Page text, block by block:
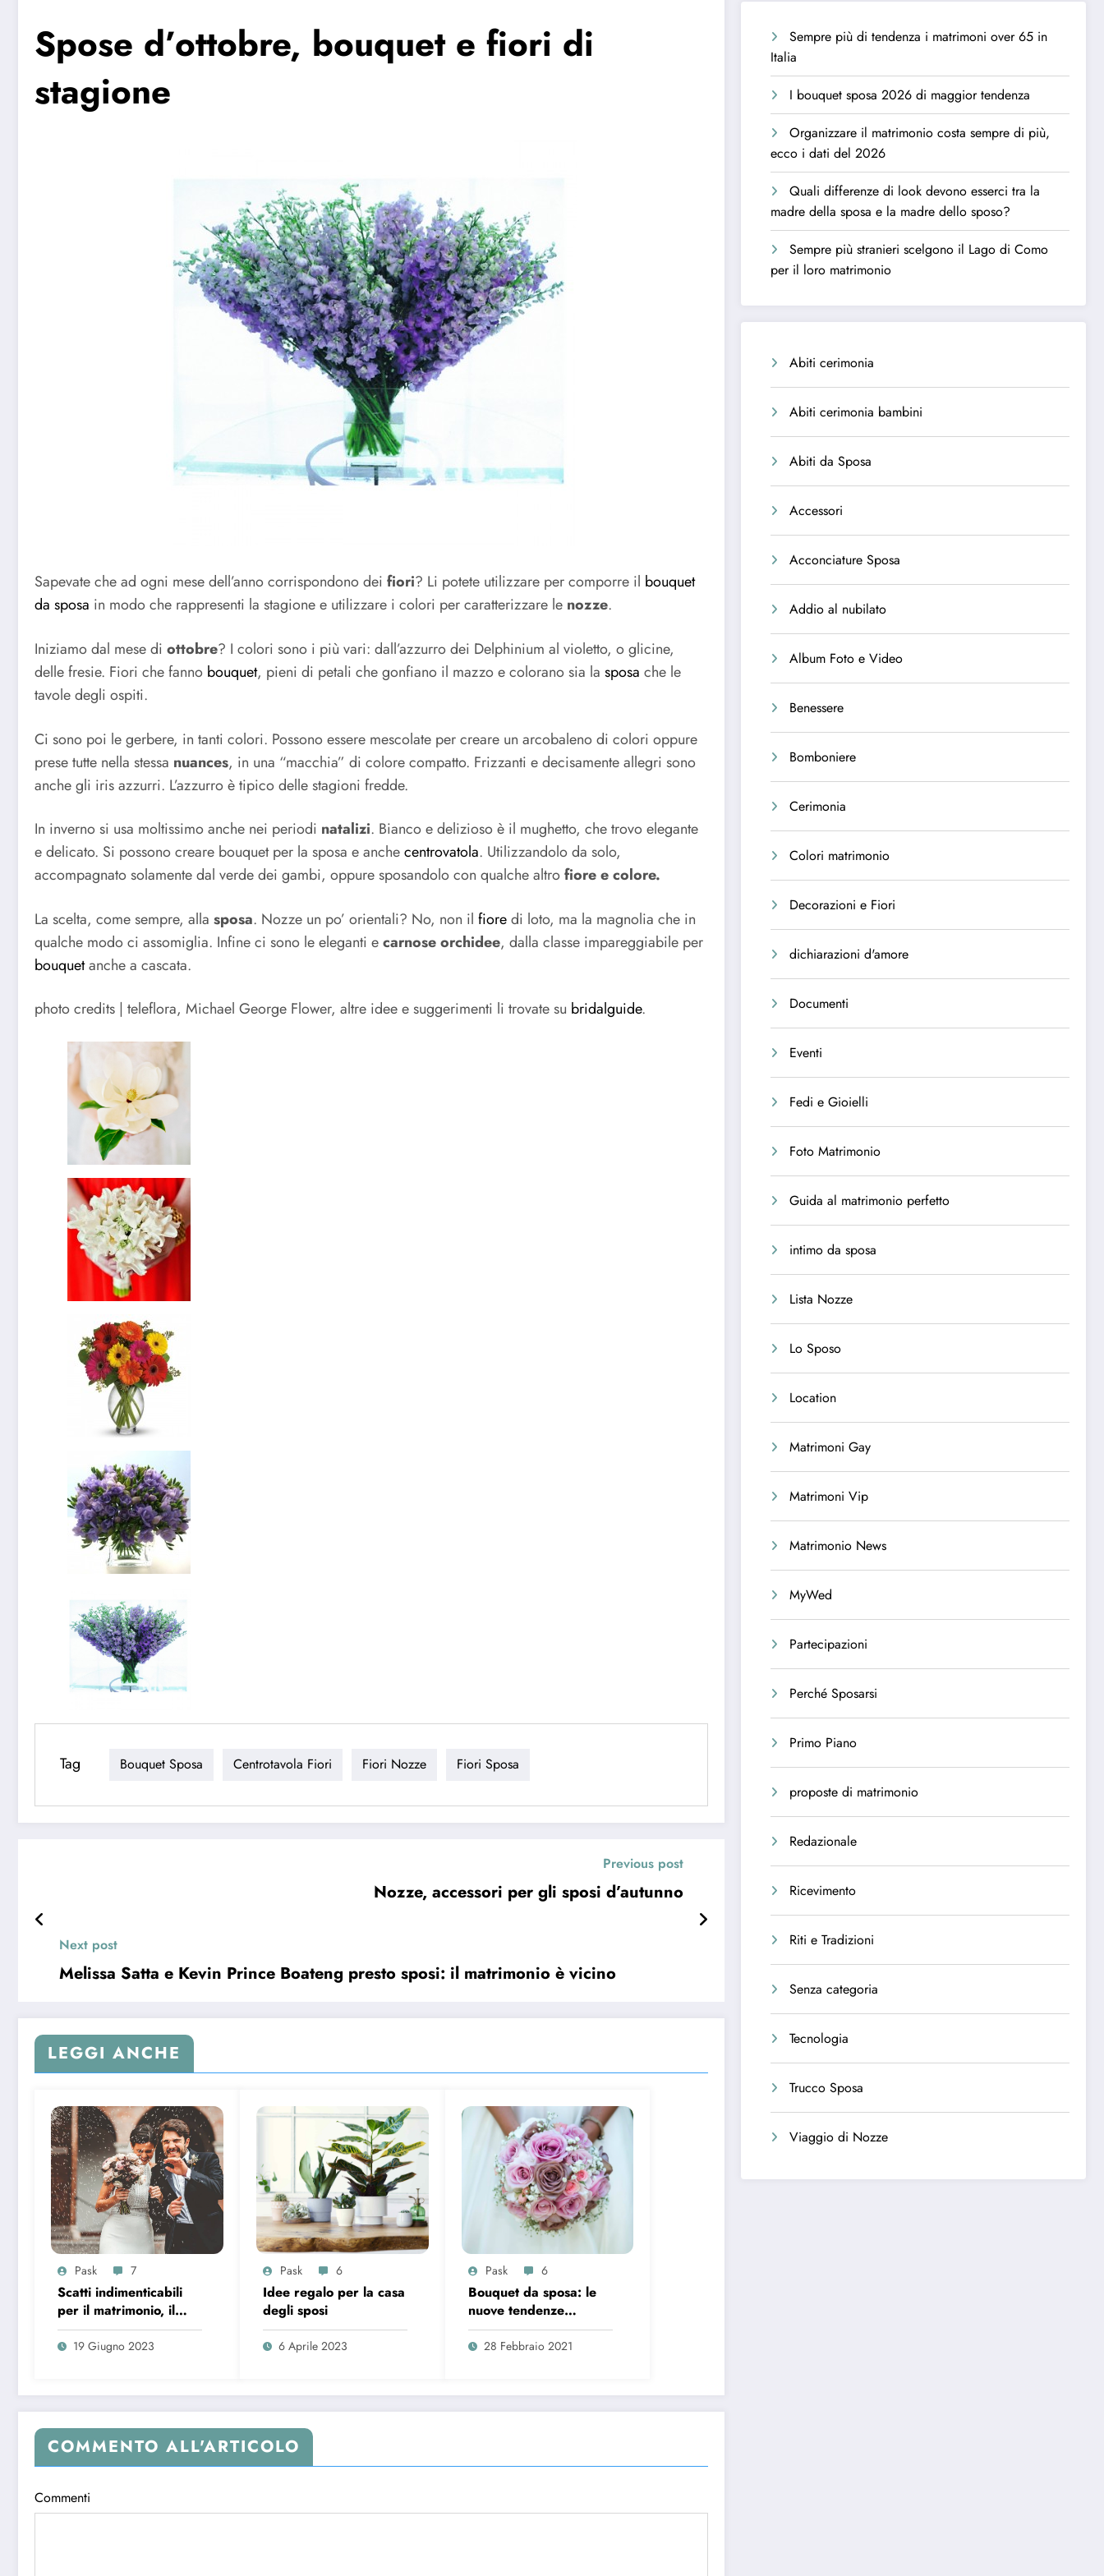
Spose d’ottobre, bouquet e fiori di
stagione
Sapevate che ad ogni mese dell’anno corrispondono dei fiori? Li potete utilizzare per comporre il bouquet
da sposa in modo che rappresenti la stagione e utilizzare i colori per caratterizzare le nozze.
Iniziamo dal mese di ottobre? I colori sono i più vari: dall’azzurro dei Delphinium al violetto, o glicine,
delle fresie. Fiori che fanno bouquet, pieni di petali che gonfiano il mazzo e colorano sia la sposa che le
tavole degli ospiti.
Ci sono poi le gerbere, in tanti colori. Possono essere mescolate per creare un arcobaleno di colori oppure
prese tutte nella stessa nuances, in una “macchia” di colore compatto. Frizzanti e decisamente allegri sono
anche gli iris azzurri. L’azzurro è tipico delle stagioni fredde.
In inverno si usa moltissimo anche nei periodi natalizi. Bianco e delizioso è il mughetto, che trovo elegante
e delicato. Si possono creare bouquet per la sposa e anchecentrovatola. Utilizzandolo da solo,
accompagnato solamente dal verde dei gambi, oppure sposandolo con qualche altrofiore e colore.
La scelta, come sempre, alla sposa. Nozze un po’ orientali? No, non il fioredi loto, ma la magnolia che in
qualche modo ci assomiglia. Infine ci sono le eleganti ecarnose orchidee, dalla classe impareggiabile per
bouquetanche a cascata.
photo credits | teleflora, Michael George Flower, altre idee e suggerimenti li trovate su bridalguide.
Tag Bouquet Sposa Centrotavola Fiori Fiori Nozze Fiori Sposa
Previous post
Nozze, accessori per gli sposi d’autunno
Next post
Melissa Satta e Kevin Prince Boateng presto sposi: il matrimonio è vicino
LEGGI ANCHE
Pask 7
Scatti indimenticabili
per il matrimonio, il
segreto per foto
originali
19 Giugno 2023
Pask 6
Idee regalo per la casa
degli sposi
6 Aprile 2023
Pask 6
Bouquet da sposa: le
nuove tendenze
primavera estate 2021
28 Febbraio 2021
COMMENTO ALL'ARTICOLO
Commenti
Sempre più di tendenza i matrimoni over 65 in
Italia
I bouquet sposa 2026 di maggior tendenza
Organizzare il matrimonio costa sempre di più,
ecco i dati del 2026
Quali differenze di look devono esserci tra la
madre della sposa e la madre dello sposo?
Sempre più stranieri scelgono il Lago di Como
per il loro matrimonio
Abiti cerimonia
Abiti cerimonia bambini
Abiti da Sposa
Accessori
Acconciature Sposa
Addio al nubilato
Album Foto e Video
Benessere
Bomboniere
Cerimonia
Colori matrimonio
Decorazioni e Fiori
dichiarazioni d'amore
Documenti
Eventi
Fedi e Gioielli
Foto Matrimonio
Guida al matrimonio perfetto
intimo da sposa
Lista Nozze
Lo Sposo
Location
Matrimoni Gay
Matrimoni Vip
Matrimonio News
MyWed
Partecipazioni
Perché Sposarsi
Primo Piano
proposte di matrimonio
Redazionale
Ricevimento
Riti e Tradizioni
Senza categoria
Tecnologia
Trucco Sposa
Viaggio di Nozze